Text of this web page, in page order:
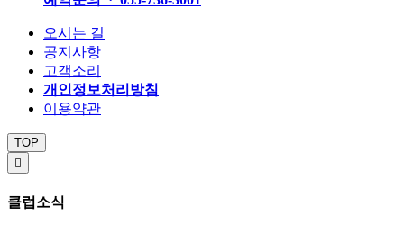
오시는 길
공지사항
고객소리
개인정보처리방침
이용약관
TOP

클럽소식